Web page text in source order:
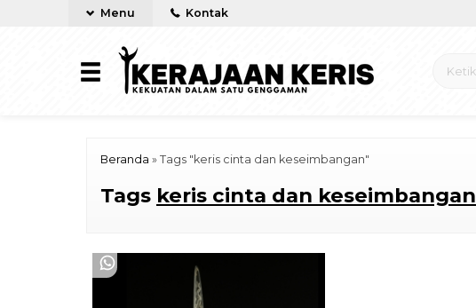
Menu Kontak
Beranda » Tags "keris cinta dan keseimbangan"
Tags keris cinta dan keseimbangan